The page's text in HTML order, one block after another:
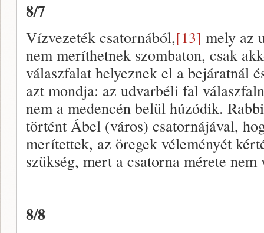
8/7
Vízvezeték csatornából,[13] mely az
nem meríthetnek szombaton, csak
válaszfalat helyeznek el a bejáratnál
azt mondja: az udvarbéli fal
nem a medencén belül húzódik.
történt Ábel (város) csatornájával,
merítettek, az öregek véleményét
szükség, mert a csatorna mérete
8/8